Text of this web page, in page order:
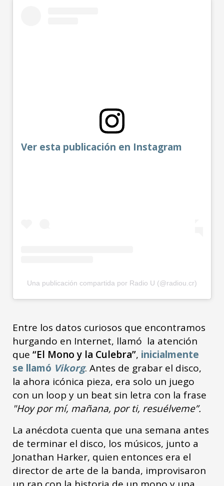
Ver esta publicación en Instagram
Una publicación compartida por Radio U (@radiou.cr)
Entre los datos curiosos que encontramos
hurgando en Internet, llamó la atención
que “El Mono y la Culebra”, inicialmente
se llamó Vikorg. Antes de grabar el disco,
la ahora icónica pieza, era solo un juego
con un loop y un beat sin letra con la frase
"Hoy por mí, mañana, por ti, resuélveme”.
La anécdota cuenta que una semana antes
de terminar el disco, los músicos, junto a
Jonathan Harker, quien entonces era el
director de arte de la banda, improvisaron